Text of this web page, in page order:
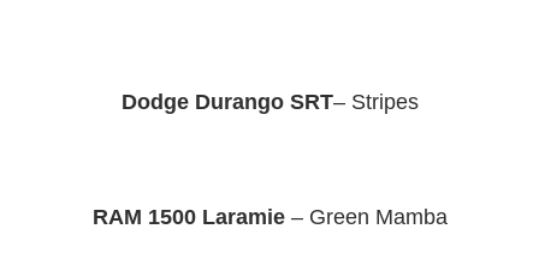
Dodge Durango SRT– Stripes
RAM 1500 Laramie – Green Mamba